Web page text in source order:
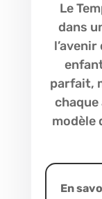
Le
dans
parfait,
chaque
modèle
En